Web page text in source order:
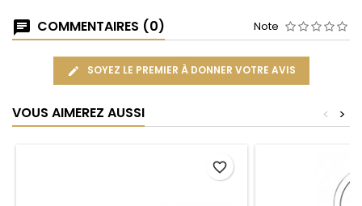
COMMENTAIRES (0) Note
SOYEZ LE PREMIER À DONNER VOTRE AVIS
VOUS AIMEREZ AUSSI >
<
favorite_border